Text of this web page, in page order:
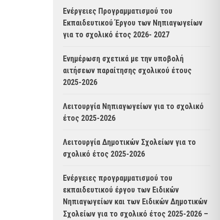
Ενέργειες Προγραμματισμού του
Εκπαιδευτικού Έργου των Νηπιαγωγείων
για το σχολικό έτος 2026- 2027
Ενημέρωση σχετικά με την υποβολή
αιτήσεων παραίτησης σχολικού έτους
2025-2026
Λειτουργία Νηπιαγωγείων για το σχολικό
έτος 2025-2026
Λειτουργία Δημοτικών Σχολείων για το
σχολικό έτος 2025-2026
Ενέργειες προγραμματισμού του
εκπαιδευτικού έργου των Ειδικών
Νηπιαγωγείων και των Ειδικών Δημοτικών
Σχολείων για το σχολικό έτος 2025-2026 –